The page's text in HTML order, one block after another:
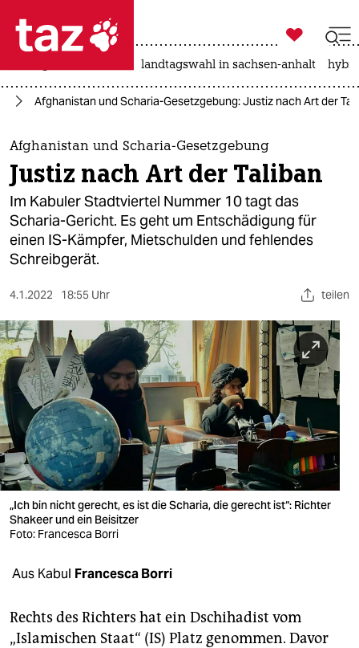
 taz zahl ich
taz zahl ich
themen
politik
öko
gesellschaft
kultur
sport
berlin
nord
wahrheit
verlag
verlag
veranstaltungen
unterstützen

taz zahl ich
landtagswahl in sachsen-anhalt
Afghanistan und Scharia-Gesetzgebung: Justiz nach Art der
Afghanistan und Scharia-Gesetzgebung
Justiz nach Art der Taliban
Im Kabuler Stadtviertel Nummer 10 tagt das
Scharia-Gericht. Es geht um Entschädigung für
einen IS-Kämpfer, Mietschulden und fehlendes
Schreibgerät.
4.1.2022 18:55 Uhr teilen
„Ich bin nicht gerecht, es ist die Scharia, die gerecht ist“: Richter
Shakeer und ein Beisitzer
Foto: Francesca Borri
Aus Kabul Francesca Borri
Rechts des Richters hat ein Dschihadist vom
„Islamischen Staat“ (IS) Platz genommen. Davor